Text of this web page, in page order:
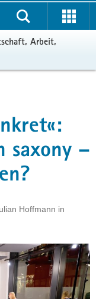
Arbeit,
saxony –
Hoffmann in